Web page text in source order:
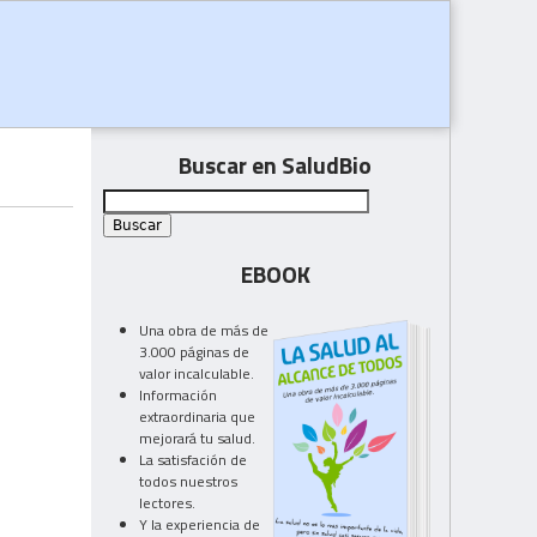
Buscar en SaludBio
EBOOK
Una obra de más de
3.000 páginas de
valor incalculable.
Información
extraordinaria que
mejorará tu salud.
La satisfación de
todos nuestros
lectores.
Y la experiencia de